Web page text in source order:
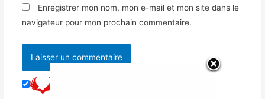
Enregistrer mon nom, mon e-mail et mon site dans le
navigateur pour mon prochain commentaire.